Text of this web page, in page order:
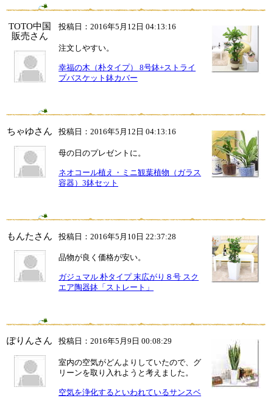
TOTO中国
販売さん
投稿日：2016年5月12日 04:13:16
注文しやすい。
幸福の木（朴タイプ） 8号鉢+ストライ
プバスケット鉢カバー
ちゃゆさん 投稿日：2016年5月12日 04:13:16
母の日のプレゼントに。
ネオコール植え・ミニ観葉植物（ガラス
容器）3鉢セット
もんたさん 投稿日：2016年5月10日 22:37:28
品物が良く価格が安い。
ガジュマル 朴タイプ 末広がり８号 スク
エア陶器鉢「ストレート」
ぽりんさん 投稿日：2016年5月9日 00:08:29
室内の空気がどんよりしていたので、グ
リーンを取り入れようと考えました。
空気を浄化するといわれているサンスベ